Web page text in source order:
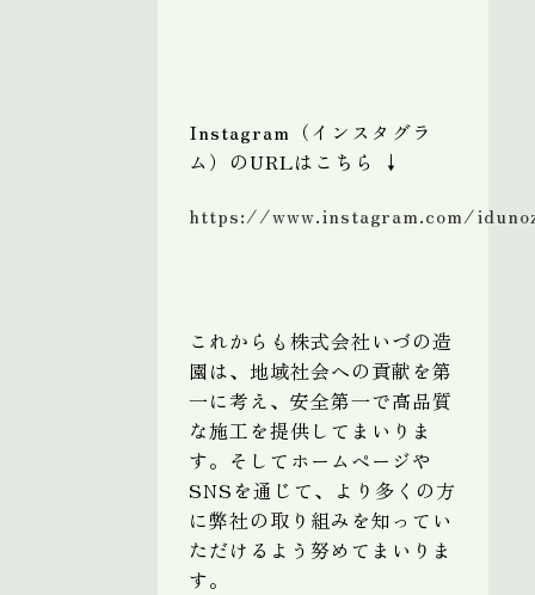
Instagram（インスタグラ
ム）のURLはこちら ↓
https://www.instagram.com/
これからも株式会社いづの造
園は、地域社会への貢献を第
一に考え、安全第一で高品質
な施工を提供してまいりま
す。そしてホームページや
SNSを通じて、より多くの方
に弊社の取り組みを知ってい
ただけるよう努めてまいりま
す。